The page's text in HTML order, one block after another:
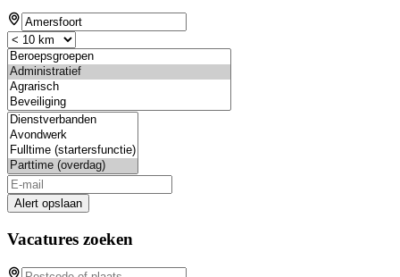
Alert opslaan
Vacatures zoeken